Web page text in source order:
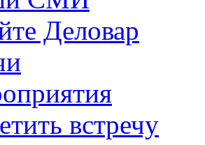
Деловар
встречу